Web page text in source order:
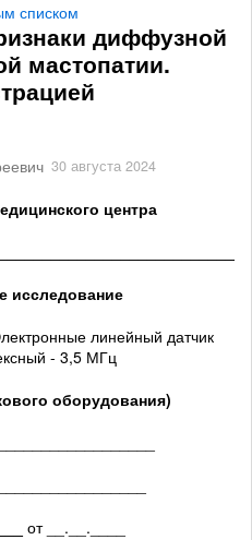
списком
диффузной
мастопатии.
30 августа 2024
центра
исследование
линейный датчик
- 3,5 МГц
оборудования)
от __.__.____